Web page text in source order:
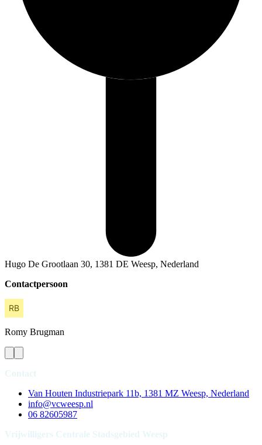
Hugo De Grootlaan 30, 1381 DE Weesp, Nederland
Contactpersoon
Romy Brugman
Van Houten Industriepark 11b, 1381 MZ Weesp, Nederland
info@vcweesp.nl
06 82605987